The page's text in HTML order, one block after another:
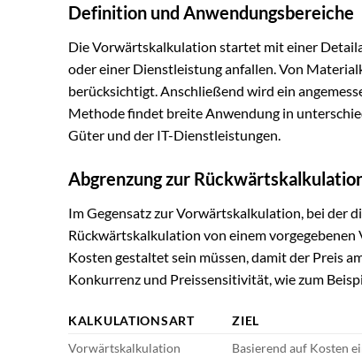
Definition und Anwendungsbereiche
Die Vorwärtskalkulation startet mit einer
oder einer Dienstleistung anfallen. Von
berücksichtigt. Anschließend wird ein
Methode findet breite Anwendung in
Güter und der IT-Dienstleistungen.
Abgrenzung zur
Im Gegensatz zur Vorwärtskalkulation, bei der
Rückwärtskalkulation von einem
Kosten gestaltet sein müssen, damit der Preis
Konkurrenz und Preissensitivität, wie zum
KALKULATIONSART ZIEL
Vorwärtskalkulation
Basierend auf Kosten